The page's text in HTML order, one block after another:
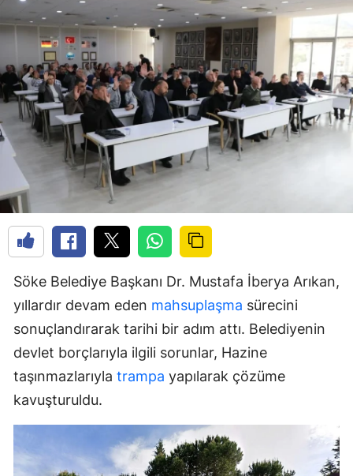
Söke Belediye Başkanı Dr. Mustafa İberya Arıkan,
yıllardır devam eden mahsuplaşma sürecini
sonuçlandırarak tarihi bir adım attı. Belediyenin
devlet borçlarıyla ilgili sorunlar, Hazine
taşınmazlarıyla trampa yapılarak çözüme
kavuşturuldu.